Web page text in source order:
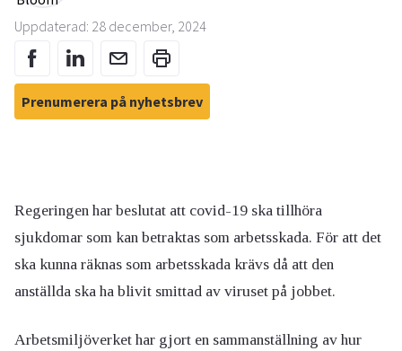
Uppdaterad: 28 december, 2024
Prenumerera på nyhetsbrev
Regeringen har beslutat att covid-19 ska tillhöra
sjukdomar som kan betraktas som arbetsskada. För att det
ska kunna räknas som arbetsskada krävs då att den
anställda ska ha blivit smittad av viruset på jobbet.
Arbetsmiljöverket har gjort en sammanställning av hur